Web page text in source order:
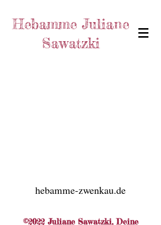
Hebamme Juliane
Sawatzki
hebamme-zwenkau.de
©2022 Juliane Sawatzki, Deine